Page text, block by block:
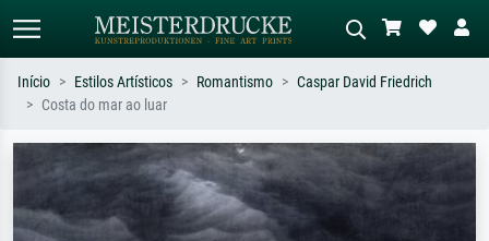
Pesquise por artista, título ou estilo –
ex: Monet, Noite Estrelada,
impressionismo, onda de Hokusai, nu.
Descreva a cena – ex: prado verde,
abstrato com muito vermelho, pintura
a óleo escura, nu em pé ao lado de
Início Estilos Artísticos Romantismo
Caspar David Friedrich
Costa do mar ao luar